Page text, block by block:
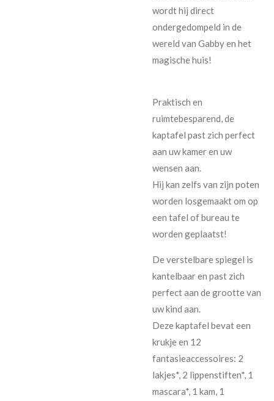
wordt hij direct
ondergedompeld in de
wereld van Gabby en het
magische huis!
Praktisch en
ruimtebesparend, de
kaptafel past zich perfect
aan uw kamer en uw
wensen aan.
Hij kan zelfs van zijn poten
worden losgemaakt om op
een tafel of bureau te
worden geplaatst!
De verstelbare spiegel is
kantelbaar en past zich
perfect aan de grootte van
uw kind aan.
Deze kaptafel bevat een
krukje en 12
fantasieaccessoires: 2
lakjes*, 2 lippenstiften*, 1
mascara*, 1 kam, 1